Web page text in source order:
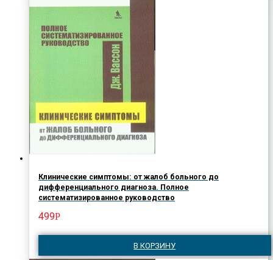
Клинические симптомы: от жалоб больного до
дифференциального диагноза. Полное
систематизированное руководство
499Р
В КОРЗИНУ